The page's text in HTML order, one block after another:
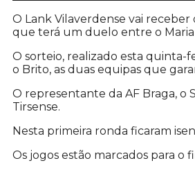
O Lank Vilaverdense vai
que terá um duelo entre o
O sorteio, realizado esta
o Brito, as duas equipas que
O representante da AF Braga, o
Tirsense.
Nesta primeira ronda ficaram
Os jogos estão marcados para o